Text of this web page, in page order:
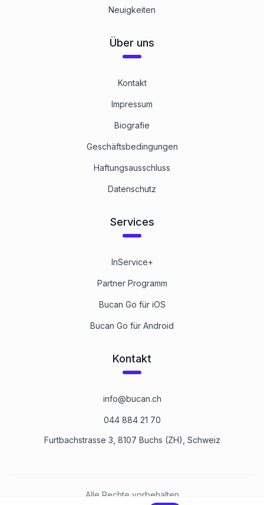
Neuigkeiten
Über uns
Kontakt
Impressum
Biografie
Geschäftsbedingungen
Haftungsausschluss
Datenschutz
Services
InService+
Partner Programm
Bucan Go für iOS
Bucan Go für Android
Kontakt
info@bucan.ch
044 884 21 70
Furtbachstrasse 3, 8107 Buchs (ZH), Schweiz
Alle Rechte vorbehalten